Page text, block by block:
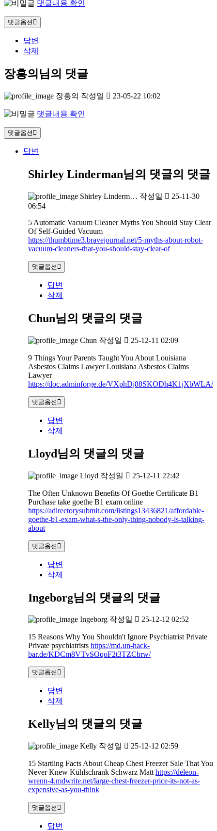
댓글내용 확인
댓글옵션
답변
삭제
장흥의님의 댓글
장흥의 작성일 23-05-22 10:02
댓글내용 확인
댓글옵션
답변
Shirley Linderman님의 댓글의 댓글
Shirley Linderm… 작성일
25-11-30
06:54
5 Automatic Vacuum Cleaner Myths You Should Stay Clear
Of Self-Guided Vacuum
https://thumbtime3.bravejournal.net/5-myths-about-robot-
vacuum-cleaners-that-you-should-stay-clear-of
댓글옵션
답변
삭제
Chun님의 댓글의 댓글
Chun 작성일 25-12-11 02:09
9 Things Your Parents Taught You About Louisiana
Asbestos Claims Lawyer Louisiana Asbestos Claims
Lawyer
https://doc.adminforge.de/VXphDj88SKODh4K1jXbWLA/
댓글옵션
답변
삭제
Lloyd님의 댓글의 댓글
Lloyd 작성일 25-12-11 22:42
The Often Unknown Benefits Of Goethe Certificate B1
Purchase take goethe B1 exam online
https://adirectorysubmit.com/listings13436821/affordable-
goethe-b1-exam-what-s-the-only-thing-nobody-is-talking-
about
댓글옵션
답변
삭제
Ingeborg님의 댓글의 댓글
Ingeborg 작성일 25-12-12 02:52
15 Reasons Why You Shouldn't Ignore Psychiatrist Private
Private psychiatrists https://md.un-hack-
bar.de/KDCm8VTvSOqoF2t3TZCbrw/
댓글옵션
답변
삭제
Kelly님의 댓글의 댓글
Kelly 작성일 25-12-12 02:59
15 Startling Facts About Cheap Chest Freezer Sale That You
Never Knew Kühlschrank Schwarz Matt https://deleon-
wrenn-4.mdwrite.net/large-chest-freezer-price-its-not-as-
expensive-as-you-think
댓글옵션
답변